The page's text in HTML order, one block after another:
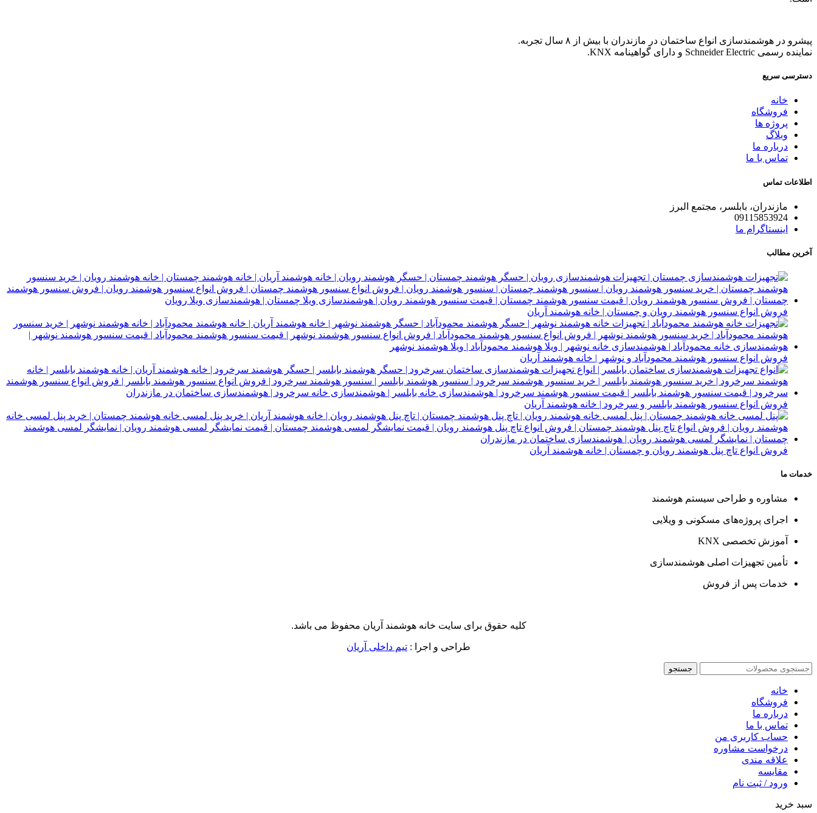
پیشرو در هوشمندسازی انواع ساختمان در مازندران با بیش از ۸ سال تجربه.
نماینده رسمی Schneider Electric و دارای گواهینامه KNX.
دسترسی سریع
خانه
فروشگاه
پروژه ها
وبلاگ
درباره ما
تماس با ما
اطلاعات تماس
مازندران، بابلسر، مجتمع البرز
09115853924
اینستاگرام ما
آخرین مطالب
فروش انواع سنسور هوشمند رویان و چمستان | خانه هوشمند آریان
فروش انواع سنسور هوشمند محمودآباد و نوشهر | خانه هوشمند آریان
فروش انواع سنسور هوشمند بابلسر و سرخرود | خانه هوشمند آریان
فروش انواع تاچ پنل هوشمند رویان و چمستان | خانه هوشمند آریان
خدمات ما
مشاوره و طراحی سیستم هوشمند
اجرای پروژه‌های مسکونی و ویلایی
آموزش تخصصی KNX
تأمین تجهیزات اصلی هوشمندسازی
خدمات پس از فروش
کلیه حقوق برای سایت خانه هوشمند آریان محفوظ می باشد.
طراحی و اجرا : تیم داخلی آریان
جستجو
خانه
فروشگاه
درباره ما
تماس با ما
حساب کاربری من
درخواست مشاوره
علاقه مندی
مقايسه
ورود / ثبت نام
سبد خرید